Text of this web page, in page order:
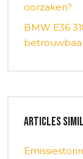
oorzaken?
BMW E36
Articles